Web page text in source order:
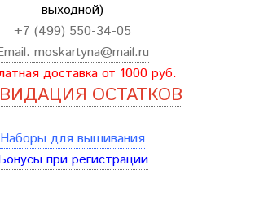
выходной)
+7 (499) 550-34-05
moskartyna@mail.ru
доставка от 1000 руб.
ОСТАТКОВ
Наборы для вышивания
при регистрации